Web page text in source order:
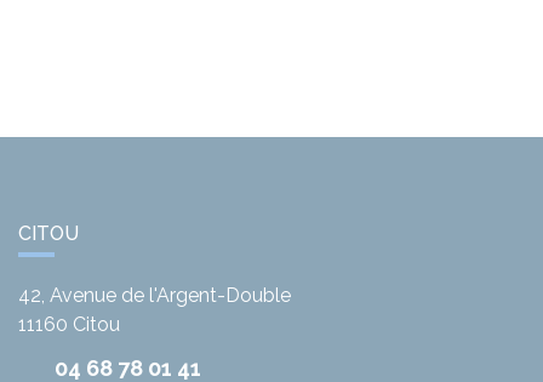
CITOU
42, Avenue de l'Argent-Double
11160 Citou
04 68 78 01 41